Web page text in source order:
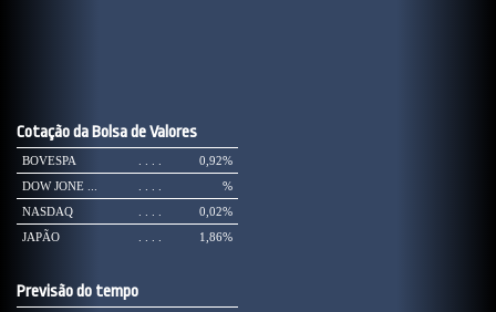
Cotação da Bolsa de Valores
BOVESPA 0,92%
DOW JONE ...
%
NASDAQ
0,02%
JAPÃO
1,86%
Previsão do tempo